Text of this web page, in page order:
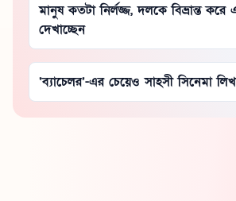
মানুষ কতটা নির্লজ্জ, দলকে বিভ্রান্ত করে
দেখাচ্ছেন
‘ব্যাচেলর’-এর চেয়েও সাহসী সিনেমা